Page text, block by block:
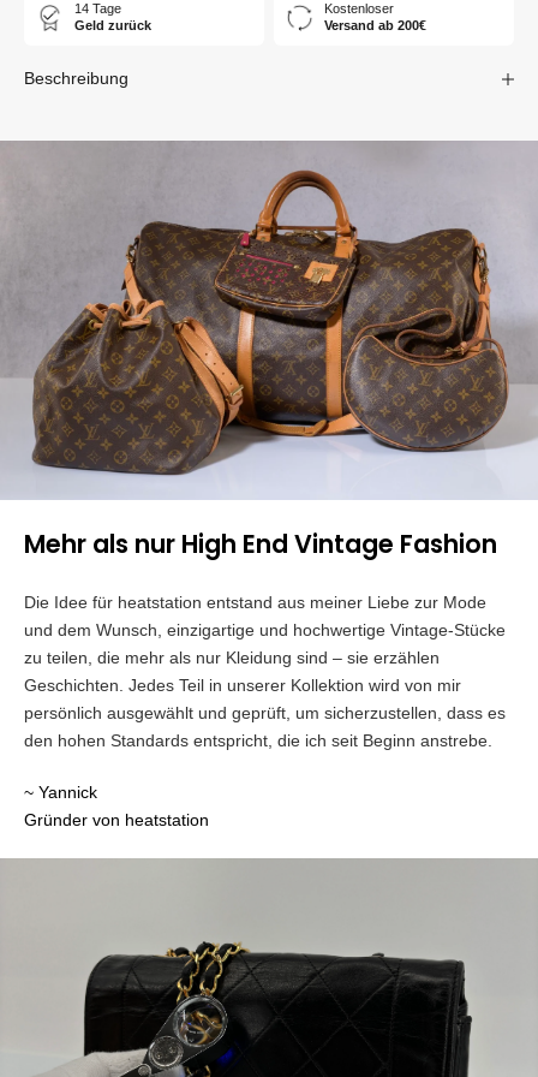
14 Tage
Geld zurück
Kostenloser
Versand ab 200€
Beschreibung
Mehr als nur High End Vintage Fashion
Die Idee für heatstation entstand aus meiner Liebe zur Mode
und dem Wunsch, einzigartige und hochwertige Vintage-Stücke
zu teilen, die mehr als nur Kleidung sind – sie erzählen
Geschichten. Jedes Teil in unserer Kollektion wird von mir
persönlich ausgewählt und geprüft, um sicherzustellen, dass es
den hohen Standards entspricht, die ich seit Beginn anstrebe.
~ Yannick
Gründer von heatstation